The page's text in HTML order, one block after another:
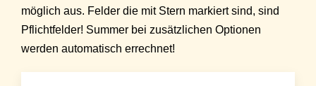
möglich aus. Felder die mit Stern markiert sind, sind
Pflichtfelder! Summer bei zusätzlichen Optionen
werden automatisch errechnet!